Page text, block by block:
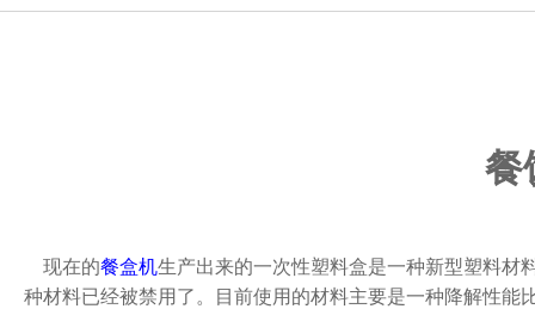
餐
现在的餐盒机生产出来的一次性塑料盒是一种新型塑料材
种材料已经被禁用了。目前使用的材料主要是一种降解性